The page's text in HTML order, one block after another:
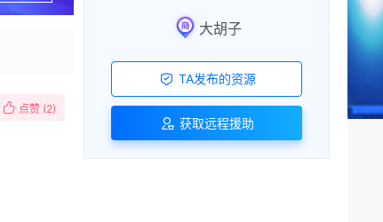
点赞 (2)
大胡子
TA发布的资源
获取远程援助